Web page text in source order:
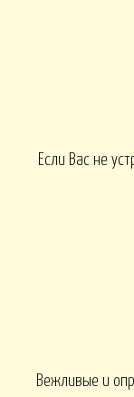
Если Вас не
Вежливые и